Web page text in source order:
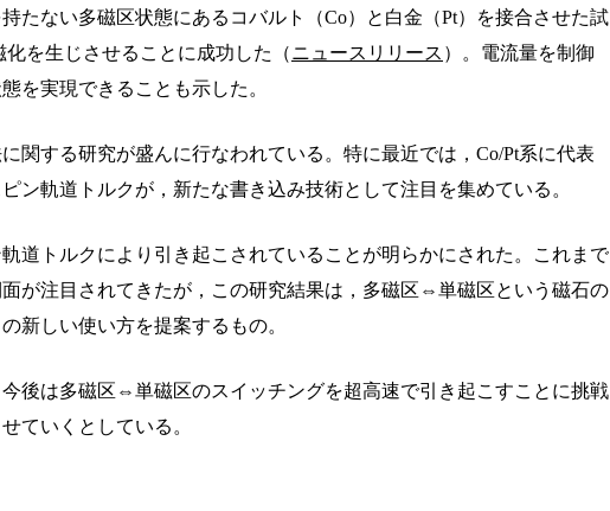
たない多磁区状態にあるコバルト（Co）と白金（Pt）を接合させた試
を生じさせることに成功した（ニュースリリース ）。電流量を制御
を実現できることも示した。
関する研究が盛んに行なわれている。特に最近では，Co/Pt系に代表
ン軌道トルクが，新たな書き込み技術として注目を集めている。
道トルクにより引き起こされていることが明らかにされた。これまで
が注目されてきたが，この研究結果は，多磁区⇔単磁区という磁石の
新しい使い方を提案するもの。
後は多磁区⇔単磁区のスイッチングを超高速で引き起こすことに挑戦
ていくとしている。